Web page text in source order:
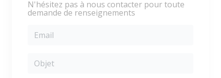
N'hésitez pas à nous contacter pour toute
demande de renseignements